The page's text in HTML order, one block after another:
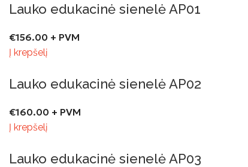
Lauko edukacinė sienelė AP01
€156.00 + PVM
Į krepšelį
Lauko edukacinė sienelė AP02
€160.00 + PVM
Į krepšelį
Lauko edukacinė sienelė AP03